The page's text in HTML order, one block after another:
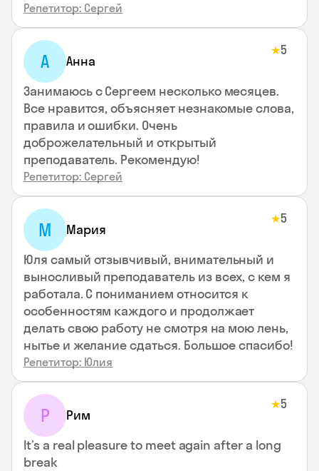
Репетитор: Сергей
А Анна
★5
Занимаюсь с Сергеем несколько месяцев.
Все нравится, объясняет незнакомые слова,
правила и ошибки. Очень
доброжелательный и открытый
преподаватель. Рекомендую!
Репетитор: Сергей
М Мария
★5
Юля самый отзывчивый, внимательный и
выносливый преподаватель из всех, с кем я
работала. С пониманием относится к
особенностям каждого и продолжает
делать свою работу не смотря на мою лень,
нытье и желание сдаться. Большое спасибо!
Репетитор: Юлия
Р Рим
★5
It’s a real pleasure to meet again after a long
break